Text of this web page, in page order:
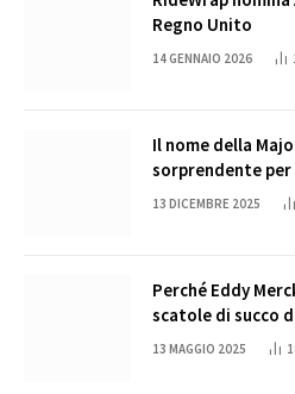
Regno Unito
14 GENNAIO 2026
Il nome della
sorprendente
Cena
13 DICEMBRE 2025
Perché Eddy
scatole di succo
13 MAGGIO 2025